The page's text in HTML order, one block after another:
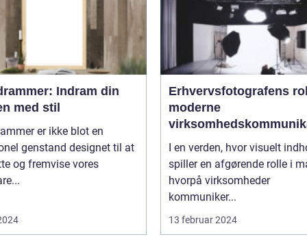
Indram din
med stil
er ikke blot en
genstand designet til at
og fremvise vores
Erhvervsfotografens
moderne
I en verden, hvor visuelt
spiller en afgørende rolle i
hvorpå virksomheder
kommuniker...
13 februar 2024